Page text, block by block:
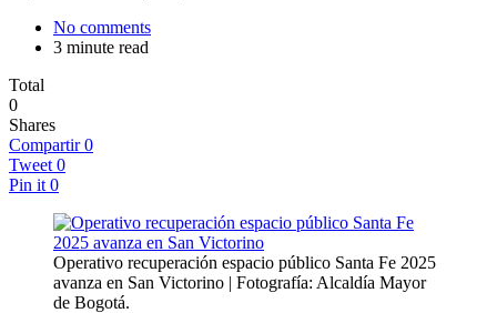
No comments
3 minute read
Total
0
Shares
Compartir 0
Tweet 0
Pin it 0
Operativo recuperación espacio público Santa Fe 2025
avanza en San Victorino | Fotografía: Alcaldía Mayor
de Bogotá.